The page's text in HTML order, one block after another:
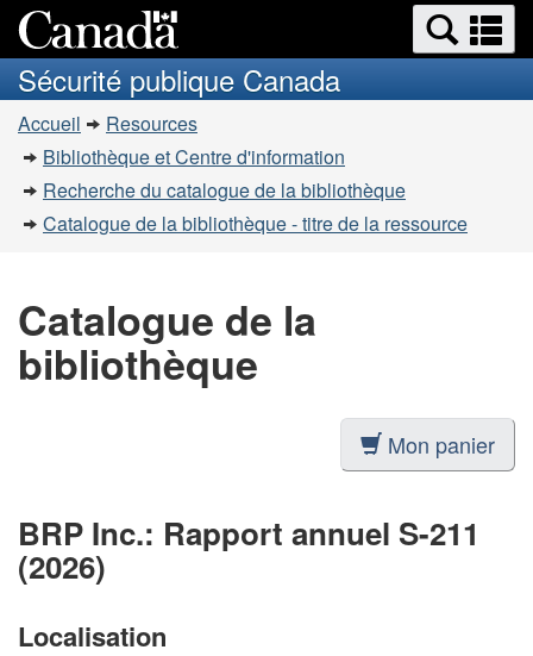
au
contenu
à
la
simplifiée
Recherche
et
menus
et
Sécurité publique Canada
Vous
êtes
ici
Accueil
Resources
Bibliothèque et Centre d'information
Recherche du catalogue de la bibliothèque
Catalogue de la bibliothèque - titre de la ressource
Catalogue de la
bibliothèque
Mon panier
BRP Inc.: Rapport annuel S-211
(2026)
Localisation